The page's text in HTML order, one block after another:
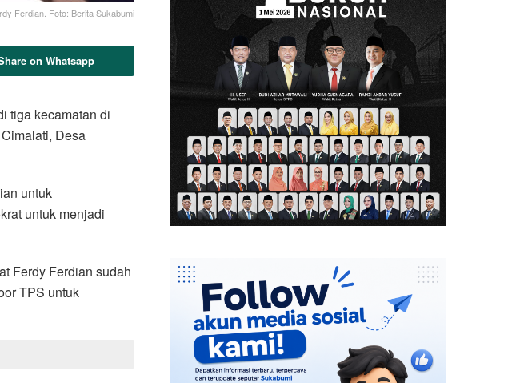
Ferdian. Foto: Berita Sukabumi
on Whatsapp
tiga kecamatan di
Desa
untuk
untuk menjadi
Ferdy Ferdian sudah
TPS untuk